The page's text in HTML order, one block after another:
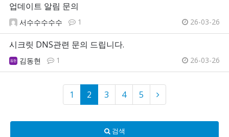
업데이트 알림 문의
서수수수수수 1 26-03-26
시크릿 DNS관련 문의 드립니다.
김동현 1 26-03-26
1 2 3 4 5
검색